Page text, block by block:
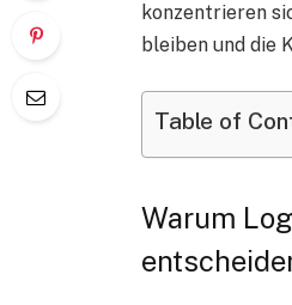
konzentrieren
bleiben und die
Table of
Warum